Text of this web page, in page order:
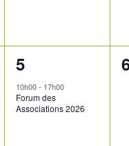
1
évènement,
5
10h00- 17h00
Forum des
Associations 2026